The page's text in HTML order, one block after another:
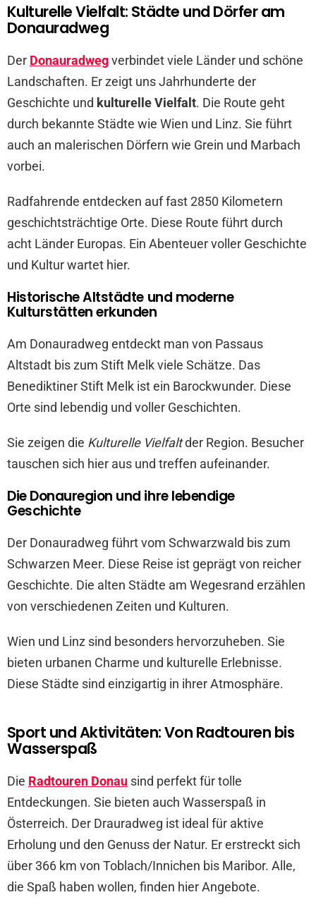
Kulturelle Vielfalt: Städte und Dörfer am
Donauradweg
Der Donauradwegverbindet viele Länder und schöne
Landschaften. Er zeigt uns Jahrhunderte der
Geschichte und kulturelle Vielfalt. Die Route geht
durch bekannte Städte wie Wien und Linz. Sie führt
auch an malerischen Dörfern wie Grein und Marbach
vorbei.
Radfahrende entdecken auf fast 2850 Kilometern
geschichtsträchtige Orte. Diese Route führt durch
acht Länder Europas. Ein Abenteuer voller Geschichte
und Kultur wartet hier.
Historische Altstädte und moderne
Kulturstätten erkunden
Am Donauradweg entdeckt man von Passaus
Altstadt bis zum Stift Melk viele Schätze. Das
Benediktiner Stift Melk ist ein Barockwunder. Diese
Orte sind lebendig und voller Geschichten.
Sie zeigen die Kulturelle Vielfaltder Region. Besucher
tauschen sich hier aus und treffen aufeinander.
Die Donauregion und ihre lebendige
Geschichte
Der Donauradweg führt vom Schwarzwald bis zum
Schwarzen Meer. Diese Reise ist geprägt von reicher
Geschichte. Die alten Städte am Wegesrand erzählen
von verschiedenen Zeiten und Kulturen.
Wien und Linz sind besonders hervorzuheben. Sie
bieten urbanen Charme und kulturelle Erlebnisse.
Diese Städte sind einzigartig in ihrer Atmosphäre.
Sport und Aktivitäten: Von Radtouren bis
Wasserspaß
Die Radtouren Donau sind perfekt für tolle
Entdeckungen. Sie bieten auch Wasserspaß in
Österreich. Der Drauradweg ist ideal für aktive
Erholung und den Genuss der Natur. Er erstreckt sich
über 366 km von Toblach/Innichen bis Maribor. Alle,
die Spaß haben wollen, finden hier Angebote.